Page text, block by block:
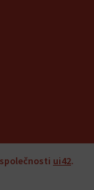
společnosti ui42.